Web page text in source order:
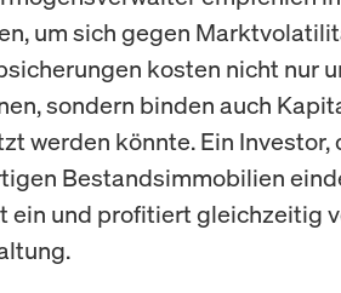
um sich gegen
kosten nicht nur
sondern binden auch
werden könnte. Ein
Bestandsimmobilien
ein und profitiert gleichzeitig